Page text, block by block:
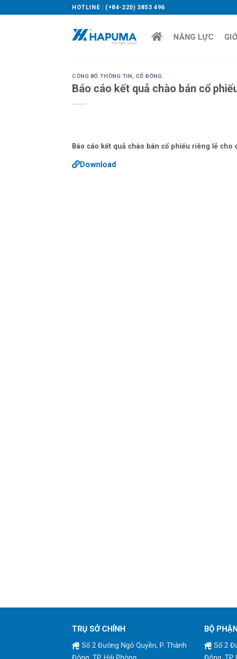
to
HOTLINE : (+84-220) 3853 496
NĂNG LỰC
CÔNG BỐ THÔNG TIN, CỔ ĐÔNG
Báo cáo kết quả chào bán cổ
Báo cáo kết quả chào bán cổ phiếu riêng lẻ cho
Download
TRỤ SỞ CHÍNH
Số 2 Đường Ngô Quyền, P. Thành
BỘ
Số 2